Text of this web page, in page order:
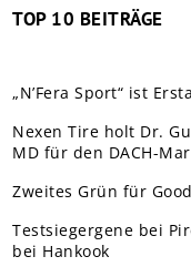
TOP 10 BEITRÄGE
„N’Fera Sport“ ist
Nexen Tire holt Dr.
MD für den DACH-
Zweites Grün für
Testsiegergene bei
bei Hankook